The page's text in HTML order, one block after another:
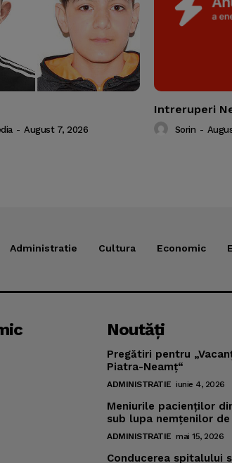
- August 7, 2026
Intreruperi
Sorin -
Administratie Cultura Economic
Noutăţi
Pregătiri pentru
Piatra-Neamţ“
ADMINISTRATIE iunie 4, 2026
Meniurile pacienţilor
sub lupa nemţenilor
ADMINISTRATIE mai 15, 2026
Conducerea spitalului